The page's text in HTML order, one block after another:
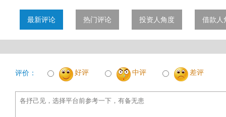
最新评论 热门评论 投资人角度 借款人
评价： 好评 中评 差评